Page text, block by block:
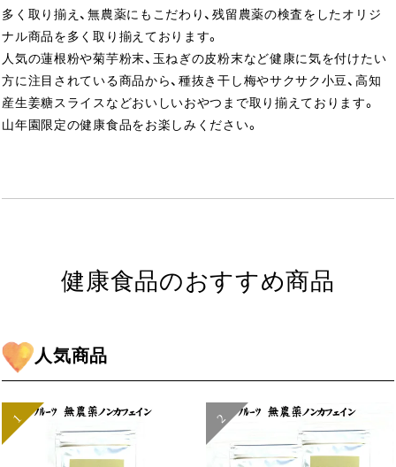
多く取り揃え、無農薬にもこだわり、残留農薬の検査をしたオリジ
ナル商品を多く取り揃えております。
人気の蓮根粉や菊芋粉末、玉ねぎの皮粉末など健康に気を付けたい
方に注目されている商品から、種抜き干し梅やサクサク小豆、高知
産生姜糖スライスなどおいしいおやつまで取り揃えております。
山年園限定の健康食品をお楽しみください。
健康食品のおすすめ商品
人気商品